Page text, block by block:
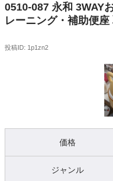
0510-087 永和 3WAY
レーニング・補助便座
投稿ID: 1p1zn2
価格
ジャンル